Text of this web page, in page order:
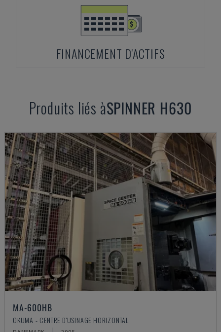
FINANCEMENT D'ACTIFS
Produits liés àSPINNER H630
MA-600HB
OKUMA - CENTRE D'USINAGE HORIZONTAL